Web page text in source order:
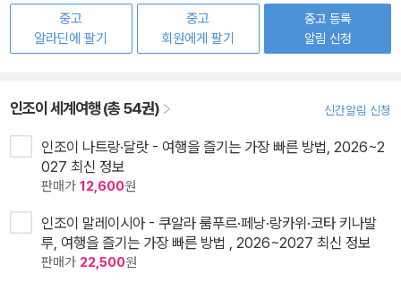
중고
알라딘에 팔기
중고
회원에게 팔기
중고 등록
알림 신청
인조이 세계여행 (총 54권) 신간알림 신청
인조이 나트랑·달랏 - 여행을 즐기는 가장 빠른 방법, 2026~2
027 최신 정보
판매가 12,600원
인조이 말레이시아 - 쿠알라 룸푸르·페낭·랑카위·코타 키나발
루, 여행을 즐기는 가장 빠른 방법 , 2026~2027 최신 정보
판매가 22,500원